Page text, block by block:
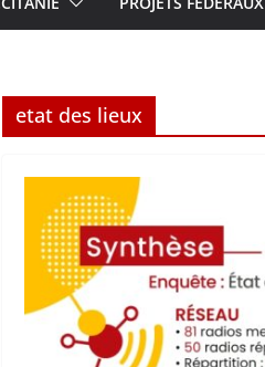
etat des lieux